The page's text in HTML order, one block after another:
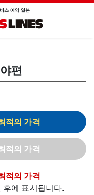
스 예약 일본
편
에 표시됩니다.